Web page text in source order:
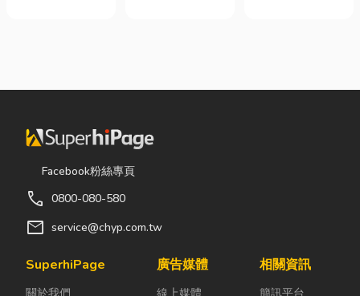
額高達 42.1
螺帽（HS
731816）產
品即占總出口
在面對全球客
戶對扣件精度
日益嚴苛的趨
的硬體運算平
自動化或升級
用桌機湊合。
機無法應付高
混亂的環境
陷： 這是老屋
Facebook粉絲專頁
call 0800-080-580
mail service@chyp.com.tw
SuperhiPage
關於我們
廣告媒體
線上媒體
相關資訊
簡訊平台